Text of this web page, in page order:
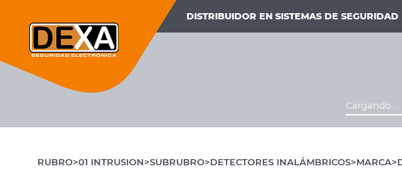
DISTRIBUIDOR EN SISTEMAS DE SEGURIDAD
Cargando...
RUBRO 01 INTRUSION SUBRUBRO DETECTORES INALÁMBRICOS MARCA